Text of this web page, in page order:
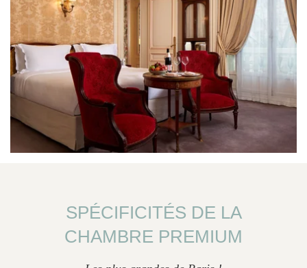
SPÉCIFICITÉS DE LA
CHAMBRE PREMIUM